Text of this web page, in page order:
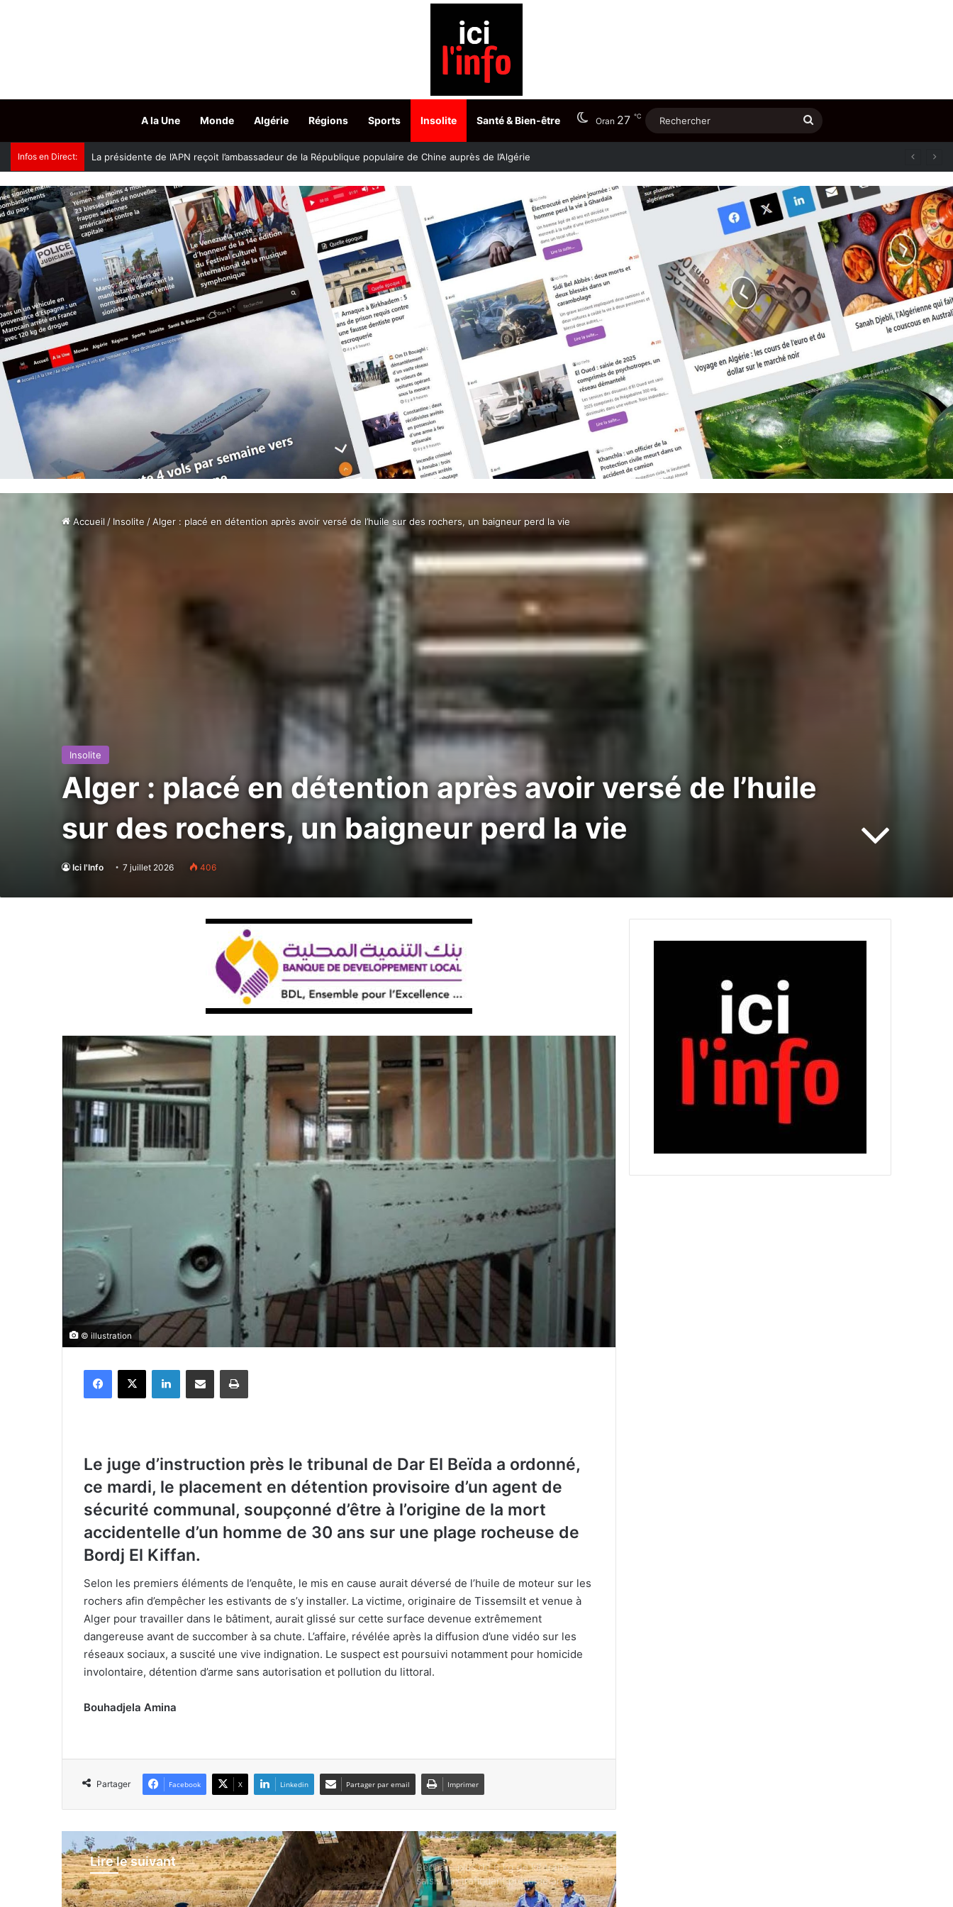
A la Une Monde Algérie Régions Sports Insolite Santé & Bien-être Oran 27 ℃ Rechercher
Infos en Direct: Accès aux grades hospitalo-universitaires : le ministère fixe les dates du choix des postes
Accueil / Insolite /Alger : placé en détention après avoir versé de l’huile sur des rochers, un baigneur perd la vie
Insolite
Alger : placé en détention après avoir versé de l’huile
sur des rochers, un baigneur perd la vie
Ici l'Info 7 juillet 2026 406
© illustration
Le juge d’instruction près le tribunal de Dar El Beïda a ordonné,
ce mardi, le placement en détention provisoire d’un agent de
sécurité communal, soupçonné d’être à l’origine de la mort
accidentelle d’un homme de 30 ans sur une plage rocheuse de
Bordj El Kiffan.
Selon les premiers éléments de l’enquête, le mis en cause aurait déversé de l’huile de moteur sur les
rochers afin d’empêcher les estivants de s’y installer. La victime, originaire de Tissemsilt et venue à
Alger pour travailler dans le bâtiment, aurait glissé sur cette surface devenue extrêmement
dangereuse avant de succomber à sa chute. L’affaire, révélée après la diffusion d’une vidéo sur les
réseaux sociaux, a suscité une vive indignation. Le suspect est poursuivi notamment pour homicide
involontaire, détention d’arme sans autorisation et pollution du littoral.
Bouhadjela Amina
Partager Facebook X Linkedin Partager par email Imprimer
Lire le suivant
Fuite d’informations douanières : deux
Batna : 24 000 capsules de
Prégabaline saisies, deux trafiquants
arrêtés
Sétif : quatre adolescents se noient
de victimes
Béchar : plus de 6 kg de kif traité
saisis, un trafiquant présumé arrêté